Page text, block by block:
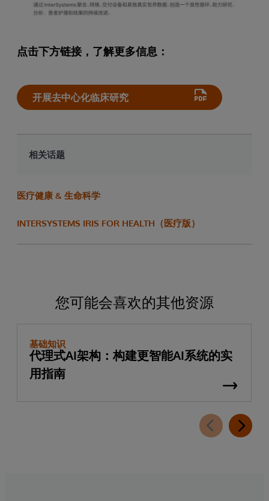
点击下方链接，了解更多信息：
开展去中心化临床研究
相关话题
医疗健康 & 生命科学
INTERSYSTEMS IRIS FOR HEALTH（医疗版）
您可能会喜欢的其他资源
基础知识
代理式AI架构：构建更智能AI系统的实
用指南